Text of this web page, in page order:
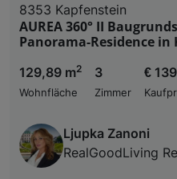
8353 Kapfenstein
AUREA 360° II
Panorama-Residence in
129,89 m2
Wohnfläche
3
Zimmer
€
Ljupka Zanoni
RealGoodLiving